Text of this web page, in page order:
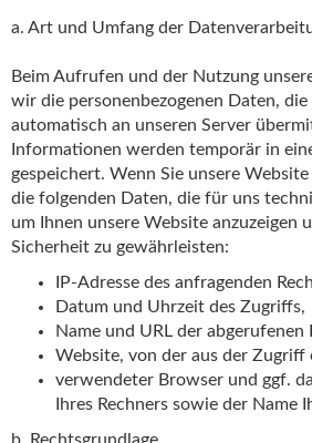
a. Art und Umfang der
Beim Aufrufen und der Nutzung
wir die personenbezogenen Daten,
automatisch an unseren Server
Informationen werden temporär in
gespeichert. Wenn Sie unsere
die folgenden Daten, die für uns
um Ihnen unsere Website anzuzeigen
Sicherheit zu gewährleisten:
IP-Adresse des anfragenden
Datum und Uhrzeit des Zugriffs,
Name und URL der abgerufenen
Website, von der aus der Zugriff
verwendeter Browser und ggf.
Ihres Rechners sowie der Name